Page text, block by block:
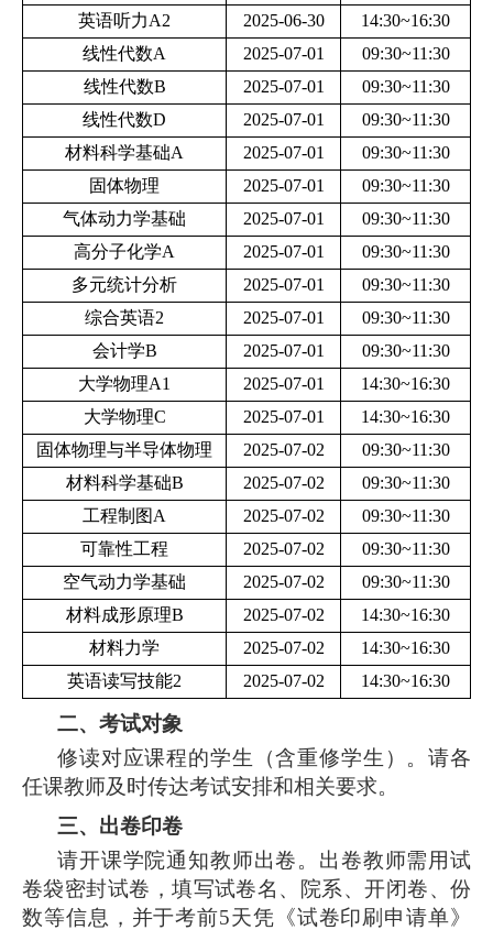
英语听力A2
2025-06-30
14:30~16:30
线性代数A
2025-07-01
09:30~11:30
线性代数B
2025-07-01
09:30~11:30
线性代数D
2025-07-01
09:30~11:30
材料科学基础A
2025-07-01
09:30~11:30
固体物理
2025-07-01
09:30~11:30
气体动力学基础
2025-07-01
09:30~11:30
高分子化学A
2025-07-01
09:30~11:30
多元统计分析
2025-07-01
09:30~11:30
综合英语2
2025-07-01
09:30~11:30
会计学B
2025-07-01
09:30~11:30
大学物理A1
2025-07-01
14:30~16:30
大学物理C
2025-07-01
14:30~16:30
固体物理与半导体物理
2025-07-02
09:30~11:30
材料科学基础B
2025-07-02
09:30~11:30
工程制图A
2025-07-02
09:30~11:30
可靠性工程
2025-07-02
09:30~11:30
空气动力学基础
2025-07-02
09:30~11:30
材料成形原理B
2025-07-02
14:30~16:30
材料力学
2025-07-02
14:30~16:30
英语读写技能2
2025-07-02 14:30~16:30
二、考试对象
修读对应课程的学生（含重修学生）。请各
任课教师及时传达考试安排和相关要求。
三、出卷印卷
请开课学院通知教师出卷。出卷教师需用试
卷袋密封试卷，填写试卷名、院系、开闭卷、份
数等信息，并于考前5天凭《试卷印刷申请单》